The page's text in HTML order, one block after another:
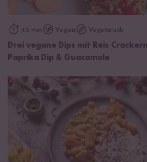
45 min Vegan Vegetarisch
Drei vegane Dips mit Reis
Paprika Dip & Guacamole